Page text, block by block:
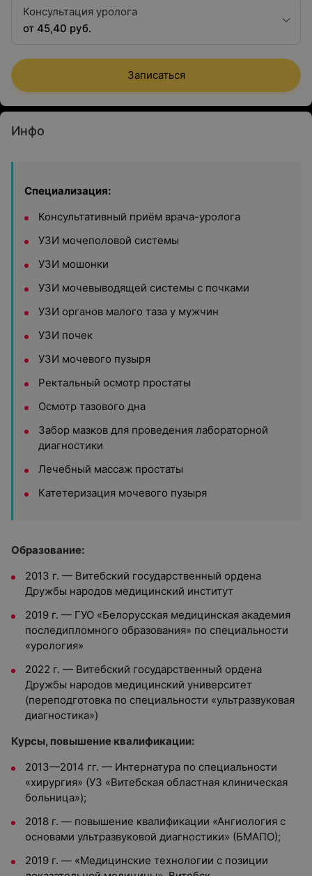
Консультация уролога
от 45,40 руб.
Записаться
Инфо
Специализация:
Консультативный приём врача-уролога
УЗИ мочеполовой системы
УЗИ мошонки
УЗИ мочевыводящей системы с почками
УЗИ органов малого таза у мужчин
УЗИ почек
УЗИ мочевого пузыря
Ректальный осмотр простаты
Осмотр тазового дна
Забор мазков для проведения лабораторной
диагностики
Лечебный массаж простаты
Катетеризация мочевого пузыря
Образование:
2013 г. — Витебский государственный ордена
Дружбы народов медицинский институт
2019 г. — ГУО «Белорусская медицинская академия
последипломного образования» по специальности
«урология»
2022 г. — Витебский государственный ордена
Дружбы народов медицинский университет
(переподготовка по специальности «ультразвуковая
диагностика»)
Курсы, повышение квалификации:
2013—2014 гг. — Интернатура по специальности
«хирургия» (УЗ «Витебская областная клиническая
больница»);
2018 г. — повышение квалификации «Ангиология с
основами ультразвуковой диагностики» (БМАПО);
2019 г. — «Медицинские технологии с позиции